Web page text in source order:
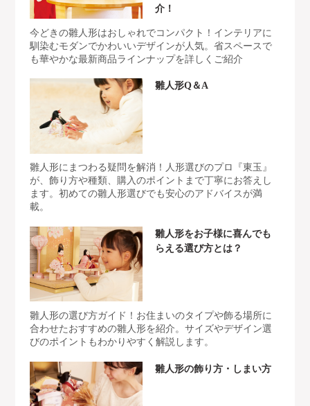
介！
今どきの雛人形はおしゃれでコンパクト！インテリアに
馴染むモダンでかわいいデザインが人気。省スペースで
も華やかな最新商品ラインナップを詳しくご紹介
雛人形Q＆A
雛人形にまつわる疑問を解消！人形選びのプロ『東玉』
が、飾り方や種類、購入のポイントまで丁寧にお答えし
ます。初めての雛人形選びでも安心のアドバイスが満
載。
雛人形をお子様に喜んでも
らえる選び方とは？
雛人形の選び方ガイド！お住まいのタイプや飾る場所に
合わせたおすすめの雛人形を紹介。サイズやデザイン選
びのポイントもわかりやすく解説します。
雛人形の飾り方・しまい方